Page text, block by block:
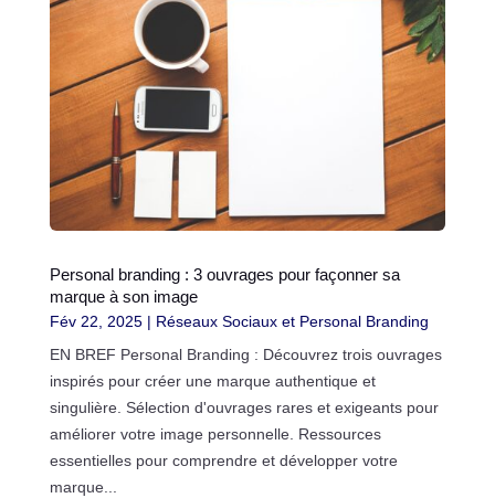
Personal branding : 3 ouvrages pour façonner sa
marque à son image
Fév 22, 2025| Réseaux Sociaux et Personal Branding
EN BREF Personal Branding : Découvrez trois ouvrages
inspirés pour créer une marque authentique et
singulière. Sélection d'ouvrages rares et exigeants pour
améliorer votre image personnelle. Ressources
essentielles pour comprendre et développer votre
marque...